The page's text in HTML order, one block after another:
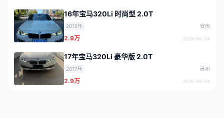
16年宝马320Li 时尚型 2.0T
2016年 安庆
2.9万 2026-08-04
17年宝马320Li 豪华版 2.0T
2017年 苏州
2.9万 2026-08-04